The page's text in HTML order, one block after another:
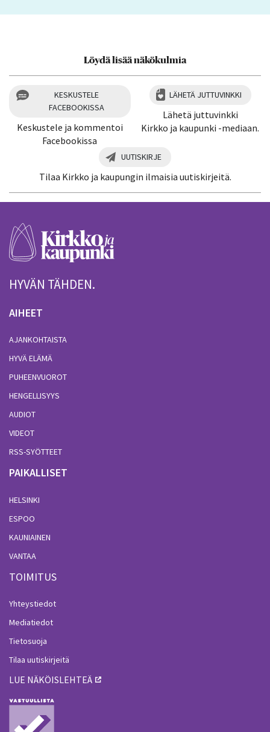
Löydä lisää näkökulmia
KESKUSTELE
FACEBOOKISSA
Keskustele ja kommentoi
Facebookissa
LÄHETÄ JUTTUVINKKI
Lähetä juttuvinkki
Kirkko ja kaupunki -mediaan.
UUTISKIRJE
Tilaa Kirkko ja kaupungin ilmaisia uutiskirjeitä.
HYVÄN TÄHDEN.
AIHEET
AJANKOHTAISTA
HYVÄ ELÄMÄ
PUHEENVUOROT
HENGELLISYYS
AUDIOT
VIDEOT
RSS-SYÖTTEET
PAIKALLISET
HELSINKI
ESPOO
KAUNIAINEN
VANTAA
TOIMITUS
Yhteystiedot
Mediatiedot
Tietosuoja
Tilaa uutiskirjeitä
LUE NÄKÖISLEHTEÄ